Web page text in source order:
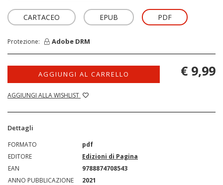
CARTACEO EPUB PDF
Protezione: Adobe DRM
AGGIUNGI AL CARRELLO
AGGIUNGI ALLA WISHLIST
€ 9,99
Dettagli
FORMATO
pdf
EDITORE
Edizioni di Pagina
EAN
9788874708543
ANNO PUBBLICAZIONE
2021